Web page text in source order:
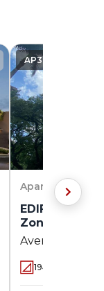
AP3882
Apartamento
EDIFICIO LA
Zona 01
Avenida XV
194.26